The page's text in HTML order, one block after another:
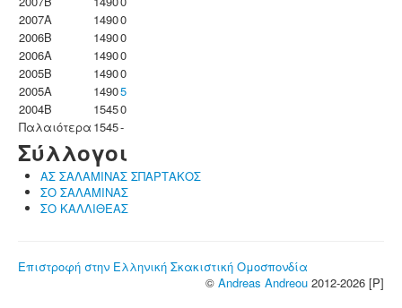
2007A
14900
2006B
14900
2006A
14900
2005B
14900
2005A
14905
2004B
15450
Παλαιότερα 1545-
Σύλλογοι
ΑΣ ΣΑΛΑΜΙΝΑΣ ΣΠΑΡΤΑΚΟΣ
ΣΟ ΣΑΛΑΜΙΝΑΣ
ΣΟ ΚΑΛΛΙΘΕΑΣ
Επιστροφή στην Ελληνική Σκακιστική Ομοσπονδία
© Andreas Andreou 2012-2026 [P]